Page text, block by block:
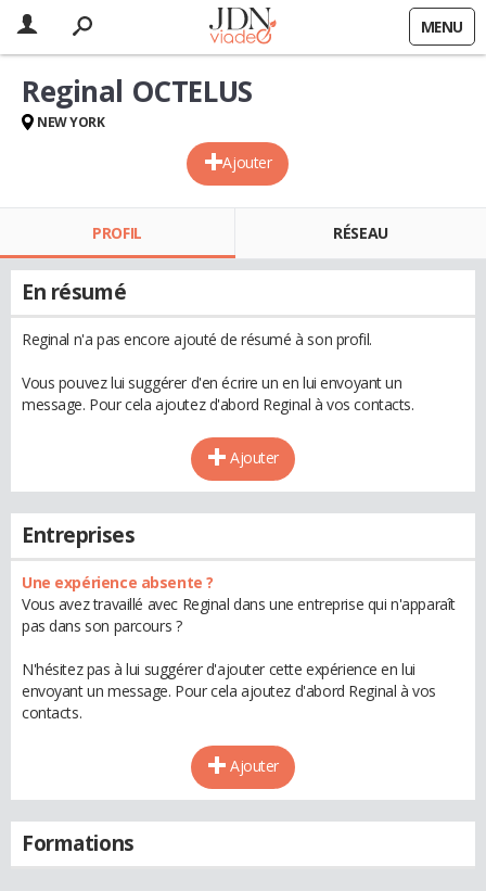
MENU
Ajouter
Reginal OCTELUS
NEW YORK
PROFIL RÉSEAU
En résumé
Reginal n'a pas encore ajouté de résumé à son profil.
Vous pouvez lui suggérer d'en écrire un en lui envoyant un
message. Pour cela ajoutez d'abord Reginal à vos contacts.
Ajouter
Entreprises
Une expérience absente ?
Vous avez travaillé avec Reginal dans une entreprise qui n'apparaît
pas dans son parcours ?
N'hésitez pas à lui suggérer d'ajouter cette expérience en lui
envoyant un message. Pour cela ajoutez d'abord Reginal à vos
contacts.
Ajouter
Formations